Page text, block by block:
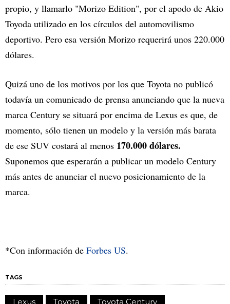
propio, y llamarlo "Morizo Edition", por el apodo de Akio
Toyoda utilizado en los círculos del automovilismo
deportivo. Pero esa versión Morizo requerirá unos 220.000
dólares.
Quizá uno de los motivos por los que Toyota no publicó
todavía un comunicado de prensa anunciando que la nueva
marca Century se situará por encima de Lexus es que, de
momento, sólo tienen un modelo y la versión más barata
de ese SUV costará al menos 170.000 dólares.
Suponemos que esperarán a publicar un modelo Century
más antes de anunciar el nuevo posicionamiento de la
marca.
*Con información de Forbes US.
TAGS
Lexus Toyota Toyota Century